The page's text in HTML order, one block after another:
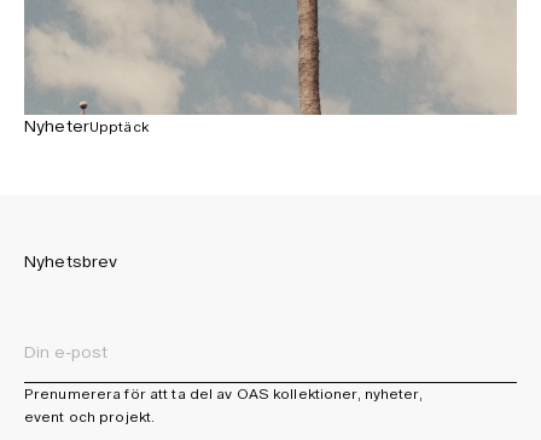
NyheterUpptäck
Nyhetsbrev
Prenumerera för att ta del av OAS kollektioner, nyheter,
event och projekt.